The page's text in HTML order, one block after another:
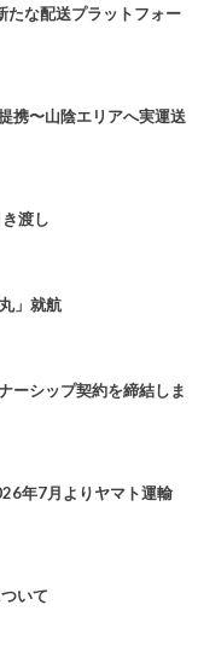
な配送プラットフォー
携〜山陰エリアへ実運送
渡し
」就航
ーシップ契約を締結しま
年7月よりヤマト運輸
いて